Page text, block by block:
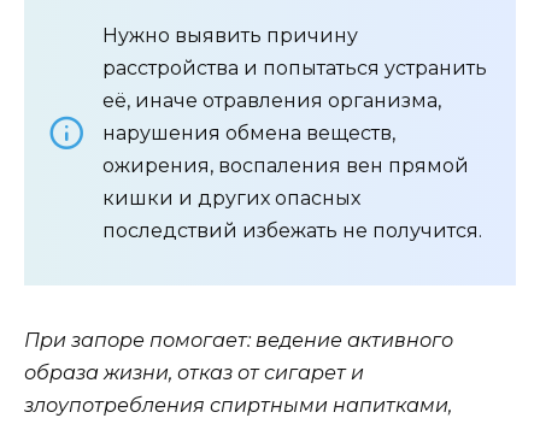
Нужно выявить причину
расстройства и попытаться устранить
её, иначе отравления организма,
нарушения обмена веществ,
ожирения, воспаления вен прямой
кишки и других опасных
последствий избежать не получится.
При запоре помогает: ведение активного
образа жизни, отказ от сигарет и
злоупотребления спиртными напитками,